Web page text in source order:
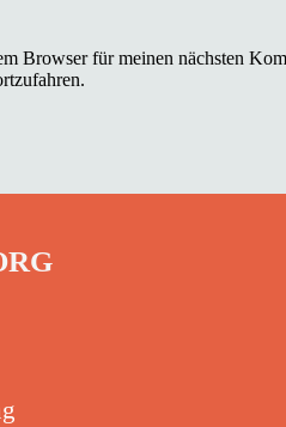
Browser für meinen nächsten